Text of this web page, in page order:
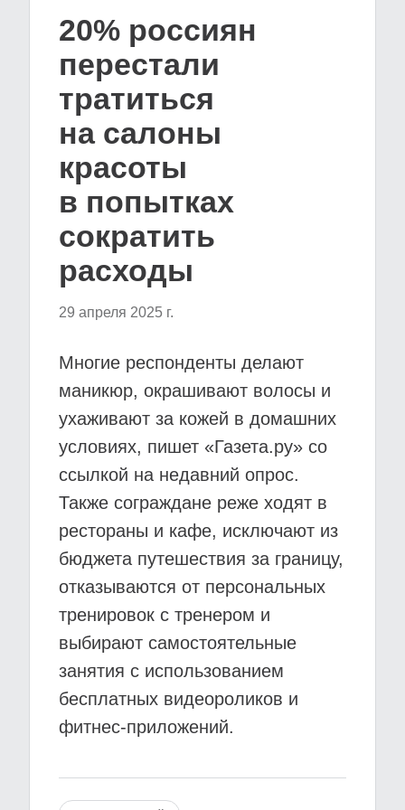
20% россиян
перестали
тратиться
на салоны
красоты
в попытках
сократить
расходы
29 апреля 2025 г.
Многие респонденты делают
маникюр, окрашивают волосы и
ухаживают за кожей в домашних
условиях, пишет «Газета.ру» со
ссылкой на недавний опрос.
Также сограждане реже ходят в
рестораны и кафе, исключают из
бюджета путешествия за границу,
отказываются от персональных
тренировок с тренером и
выбирают самостоятельные
занятия с использованием
бесплатных видеороликов и
фитнес-приложений.